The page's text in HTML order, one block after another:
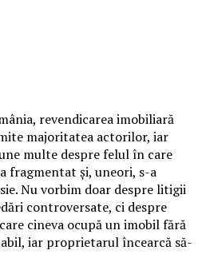
revendicarea imobiliară
majoritatea actorilor, iar
multe despre felul în care
fragmentat și, uneori, s-a
Nu vorbim doar despre litigii
controversate, ci despre
cineva ocupă un imobil fără
iar proprietarul încearcă să-